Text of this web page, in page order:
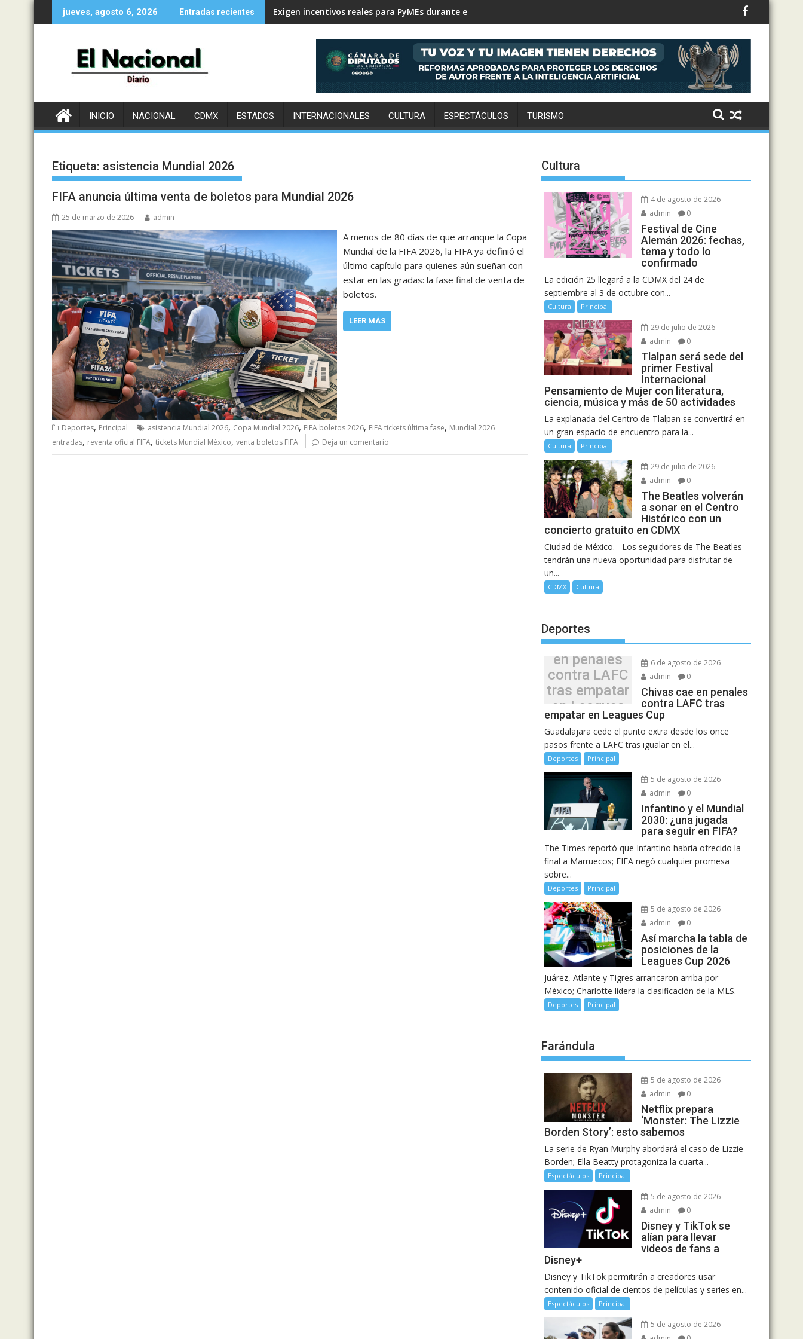
al
jueves, agosto 6, 2026 Entradas recientes Sheinbaum despliega Guardia Nacional para exportar aguacate michoacano y descarta visita del Papa León XIV
Exigen incentivos reales para PyMEs durante el Parlamento Juvenil
INICIO NACIONAL CDMX ESTADOS INTERNACIONALES CULTURA ESPECTÁCULOS TURISMO
Etiqueta: asistencia Mundial 2026
FIFA anuncia última venta de boletos para Mundial 2026
25 de marzo de 2026 admin
A menos de 80 días de que arranque la Copa
Mundial de la FIFA 2026, la FIFA ya definió el
último capítulo para quienes aún sueñan con
estar en las gradas: la fase final de venta de
boletos.
LEER MÁS
Deportes, Principal asistencia Mundial 2026, Copa Mundial 2026, FIFA boletos 2026, FIFA tickets última fase, Mundial 2026
entradas, reventa oficial FIFA, tickets Mundial México, venta boletos FIFA Deja un comentario
Cultura
4 de agosto de 2026
admin
0
Festival de Cine
Alemán 2026: fechas,
tema y todo lo
confirmado
La edición 25 llegará a la CDMX del 24 de
septiembre al 3 de octubre con...
Cultura Principal
29 de julio de 2026
admin
0
Tlalpan será sede del
primer Festival
Internacional
Pensamiento de Mujer con literatura,
ciencia, música y más de 50 actividades
La explanada del Centro de Tlalpan se convertirá en
un gran espacio de encuentro para la...
Cultura Principal
29 de julio de 2026
admin
0
The Beatles volverán
a sonar en el Centro
Histórico con un
concierto gratuito en CDMX
Ciudad de México.– Los seguidores de The Beatles
tendrán una nueva oportunidad para disfrutar de
un...
CDMX Cultura
Deportes
Chivas cae
en penales
contra LAFC
tras empatar
en Leagues
Cup
6 de agosto de 2026
admin
0
Chivas cae en penales
contra LAFC tras
empatar en Leagues Cup
Guadalajara cede el punto extra desde los once
pasos frente a LAFC tras igualar en el...
Deportes Principal
5 de agosto de 2026
admin
0
Infantino y el Mundial
2030: ¿una jugada
para seguir en FIFA?
The Times reportó que Infantino habría ofrecido la
final a Marruecos; FIFA negó cualquier promesa
sobre...
Deportes Principal
5 de agosto de 2026
admin
0
Así marcha la tabla de
posiciones de la
Leagues Cup 2026
Juárez, Atlante y Tigres arrancaron arriba por
México; Charlotte lidera la clasificación de la MLS.
Deportes Principal
Farándula
5 de agosto de 2026
admin
0
Netflix prepara
‘Monster: The Lizzie
Borden Story’: esto sabemos
La serie de Ryan Murphy abordará el caso de Lizzie
Borden; Ella Beatty protagoniza la cuarta...
Espectáculos Principal
5 de agosto de 2026
admin
0
Disney y TikTok se
alían para llevar
videos de fans a
Disney+
Disney y TikTok permitirán a creadores usar
contenido oficial de cientos de películas y series en...
Espectáculos Principal
5 de agosto de 2026